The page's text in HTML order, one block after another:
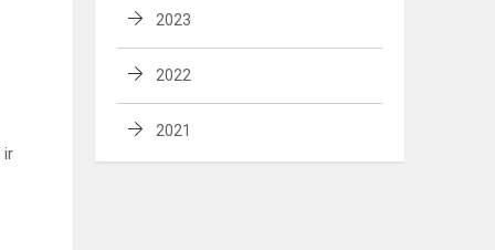
ir
2023
2022
2021